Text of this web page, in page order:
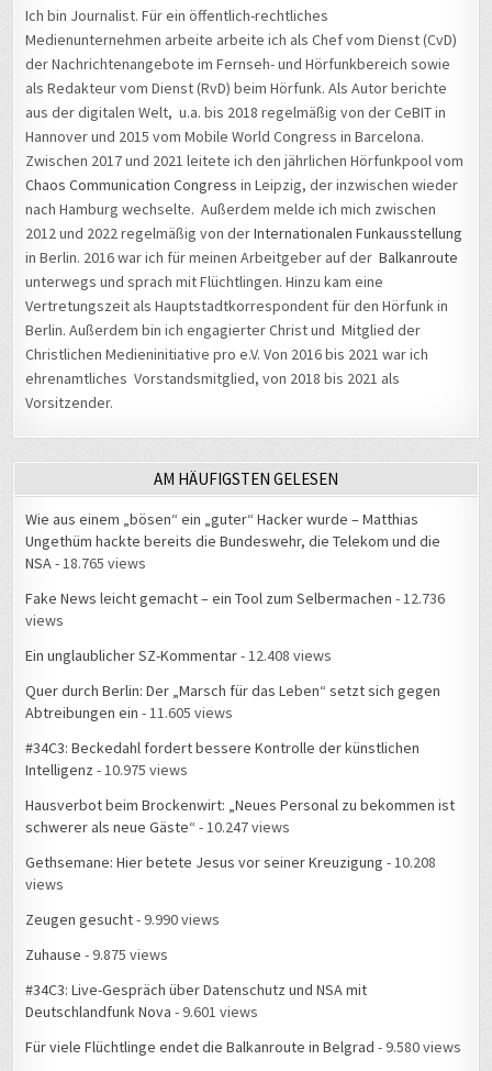
Ich bin Journalist. Für ein öffentlich-rechtliches
Medienunternehmen arbeite arbeite ich als Chef vom Dienst (CvD)
der Nachrichtenangebote im Fernseh- und Hörfunkbereich sowie
als Redakteur vom Dienst (RvD) beim Hörfunk. Als Autor berichte
aus der digitalen Welt, u.a. bis 2018 regelmäßig von der CeBIT in
Hannover und 2015 vom Mobile World Congress in Barcelona.
Zwischen 2017 und 2021 leitete ich den jährlichen Hörfunkpool vom
Chaos Communication Congress in Leipzig, der inzwischen wieder
nach Hamburg wechselte. Außerdem melde ich mich zwischen
2012 und 2022 regelmäßig von derInternationalen Funkausstellung
in Berlin. 2016 war ich für meinen Arbeitgeber auf derBalkanroute
unterwegs und sprach mit Flüchtlingen. Hinzu kam eine
Vertretungszeit als Hauptstadtkorrespondent für den Hörfunk in
Berlin. Außerdem bin ich engagierter Christ und Mitglied der
Christlichen Medieninitiative pro e.V. Von 2016 bis 2021 war ich
ehrenamtliches Vorstandsmitglied, von 2018 bis 2021 als
Vorsitzender.
AM HÄUFIGSTEN GELESEN
Wie aus einem „bösen“ ein „guter“ Hacker wurde – Matthias
Ungethüm hackte bereits die Bundeswehr, die Telekom und die
NSA- 18.765 views
Fake News leicht gemacht – ein Tool zum Selbermachen - 12.736
views
Ein unglaublicher SZ-Kommentar- 12.408 views
Quer durch Berlin: Der „Marsch für das Leben“ setzt sich gegen
Abtreibungen ein - 11.605 views
#34C3: Beckedahl fordert bessere Kontrolle der künstlichen
Intelligenz - 10.975 views
Hausverbot beim Brockenwirt: „Neues Personal zu bekommen ist
schwerer als neue Gäste“ - 10.247 views
Gethsemane: Hier betete Jesus vor seiner Kreuzigung - 10.208
views
Zeugen gesucht- 9.990 views
Zuhause - 9.875 views
#34C3: Live-Gespräch über Datenschutz und NSA mit
Deutschlandfunk Nova - 9.601 views
Für viele Flüchtlinge endet die Balkanroute in Belgrad - 9.580 views